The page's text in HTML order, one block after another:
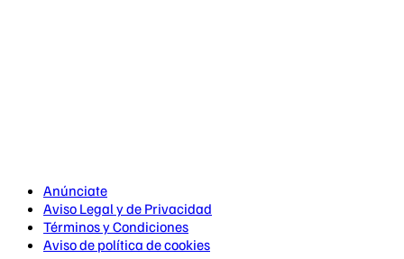
Anúnciate
Aviso Legal y de Privacidad
Términos y Condiciones
Aviso de política de cookies